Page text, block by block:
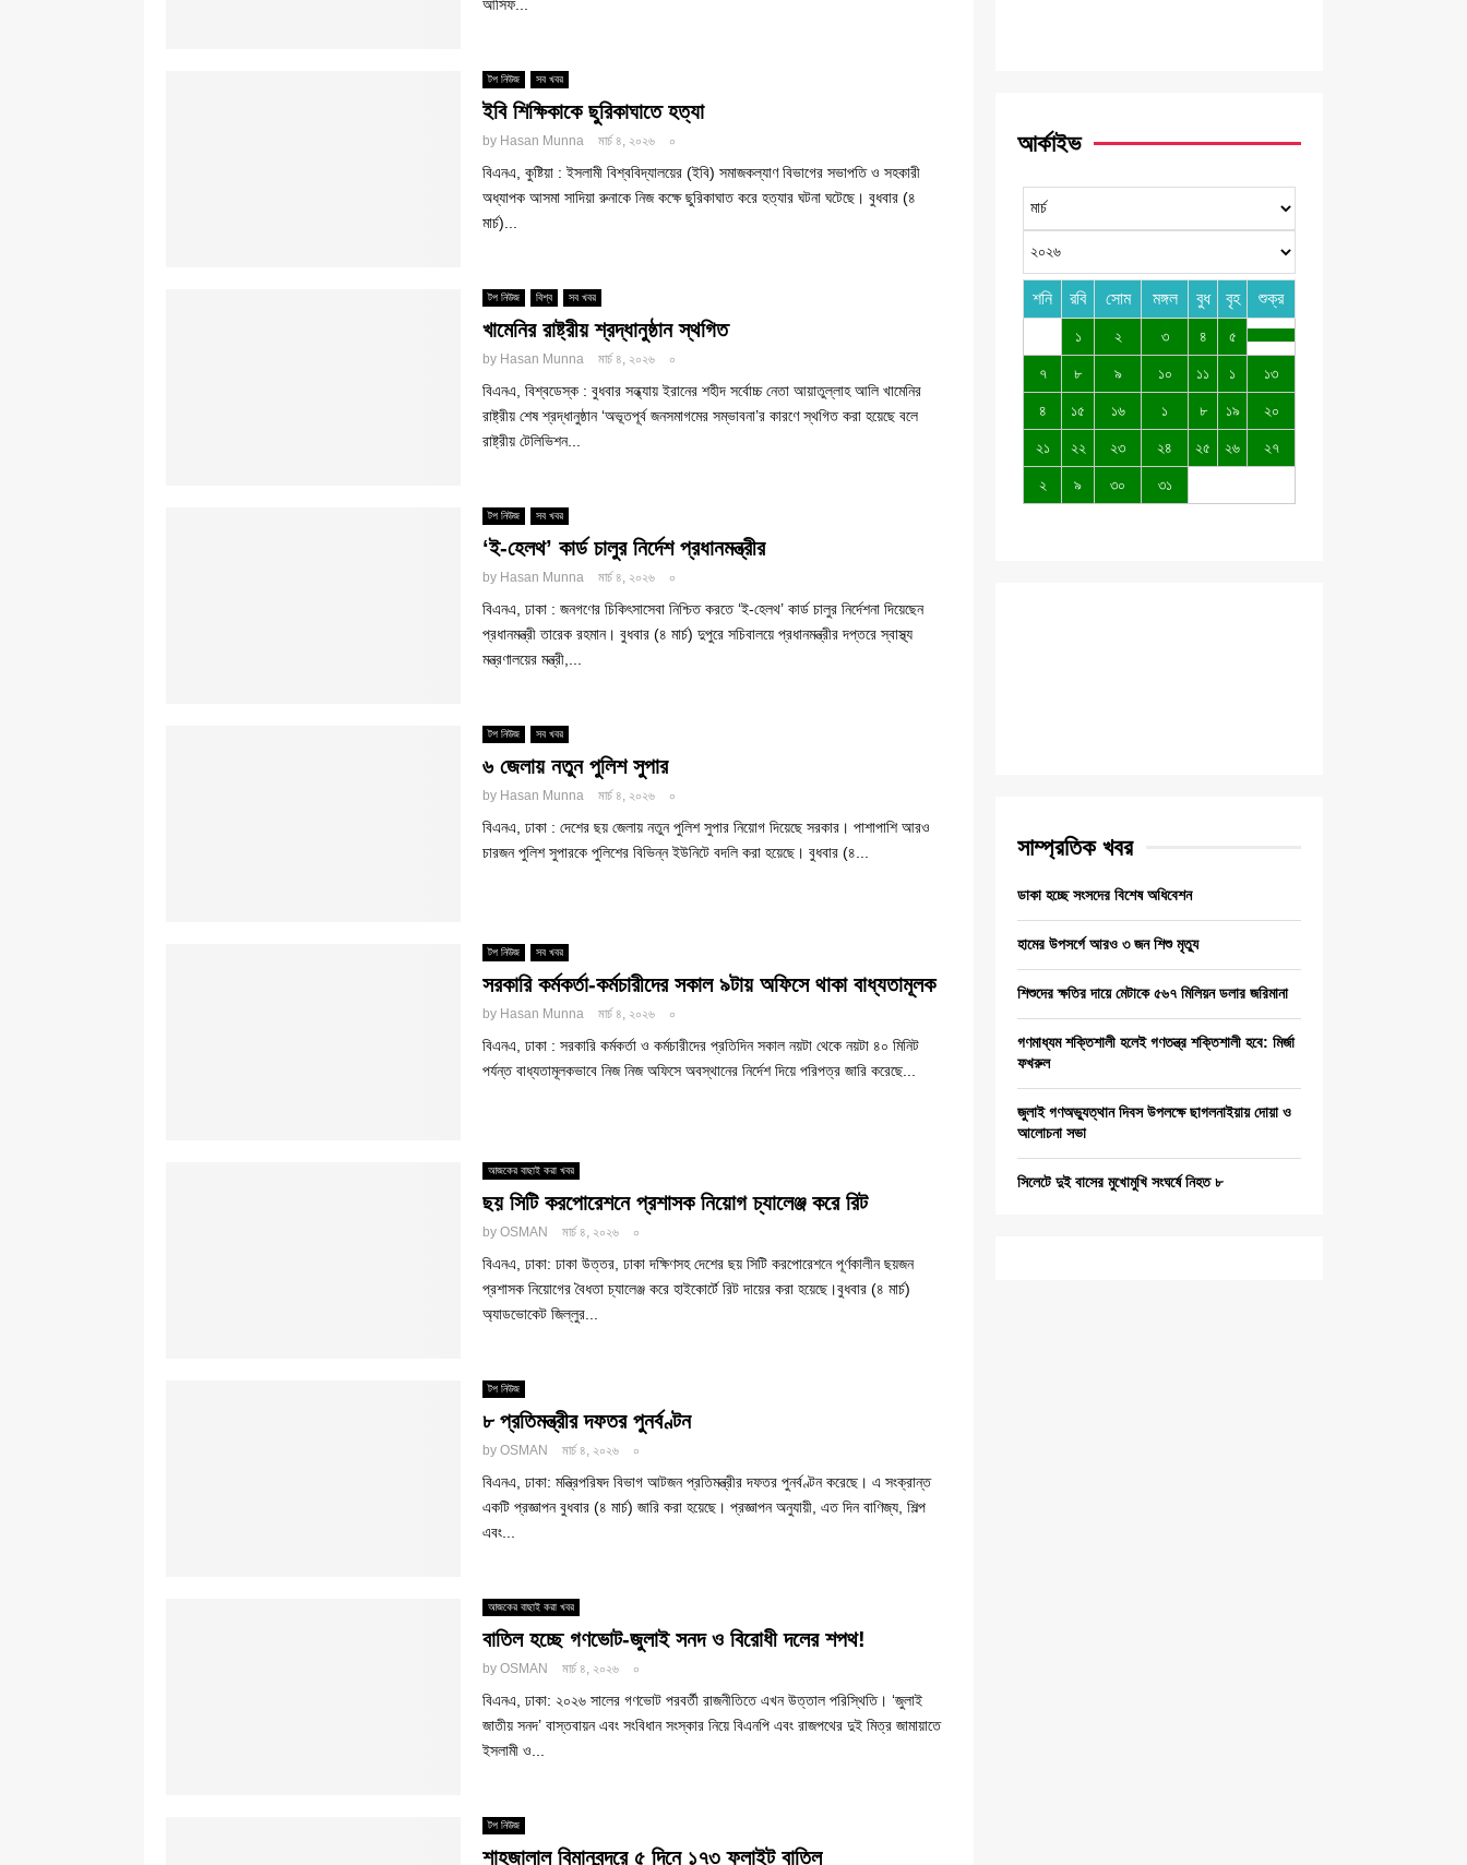
আসিফ...
টপ নিউজ সব খবর
ইবি শিক্ষিকাকে ছুরিকাঘাতে হত্যা
by Hasan Munna মার্চ ৪, ২০২৬ ০
বিএনএ, কুষ্টিয়া : ইসলামী বিশ্ববিদ্যালয়ের (ইবি) সমাজকল্যাণ বিভাগের সভাপতি ও সহকারী
অধ্যাপক আসমা সাদিয়া রুনাকে নিজ কক্ষে ছুরিকাঘাত করে হত্যার ঘটনা ঘটেছে। বুধবার (৪
মার্চ)...
টপ নিউজ বিশ্ব সব খবর
খামেনির রাষ্ট্রীয় শ্রদ্ধানুষ্ঠান স্থগিত
by Hasan Munna মার্চ ৪, ২০২৬ ০
বিএনএ, বিশ্বডেস্ক : বুধবার সন্ধ্যায় ইরানের শহীদ সর্বোচ্চ নেতা আয়াতুল্লাহ আলি খামেনির
রাষ্ট্রীয় শেষ শ্রদ্ধানুষ্ঠান ‘অভূতপূর্ব জনসমাগমের সম্ভাবনা’র কারণে স্থগিত করা হয়েছে বলে
রাষ্ট্রীয় টেলিভিশন...
টপ নিউজ সব খবর
‘ই-হেলথ’ কার্ড চালুর নির্দেশ প্রধানমন্ত্রীর
by Hasan Munna মার্চ ৪, ২০২৬ ০
বিএনএ, ঢাকা : জনগণের চিকিৎসাসেবা নিশ্চিত করতে ‘ই-হেলথ’ কার্ড চালুর নির্দেশনা দিয়েছেন
প্রধানমন্ত্রী তারেক রহমান। বুধবার (৪ মার্চ) দুপুরে সচিবালয়ে প্রধানমন্ত্রীর দপ্তরে স্বাস্থ্য
মন্ত্রণালয়ের মন্ত্রী,...
টপ নিউজ সব খবর
৬ জেলায় নতুন পুলিশ সুপার
by Hasan Munna মার্চ ৪, ২০২৬ ০
বিএনএ, ঢাকা : দেশের ছয় জেলায় নতুন পুলিশ সুপার নিয়োগ দিয়েছে সরকার। পাশাপাশি আরও
চারজন পুলিশ সুপারকে পুলিশের বিভিন্ন ইউনিটে বদলি করা হয়েছে। বুধবার (৪...
টপ নিউজ সব খবর
সরকারি কর্মকর্তা-কর্মচারীদের সকাল ৯টায় অফিসে থাকা বাধ্যতামূলক
by Hasan Munna মার্চ ৪, ২০২৬ ০
বিএনএ, ঢাকা : সরকারি কর্মকর্তা ও কর্মচারীদের প্রতিদিন সকাল নয়টা থেকে নয়টা ৪০ মিনিট
পর্যন্ত বাধ্যতামূলকভাবে নিজ নিজ অফিসে অবস্থানের নির্দেশ দিয়ে পরিপত্র জারি করেছে...
আজকের বাছাই করা খবর
ছয় সিটি করপোরেশনে প্রশাসক নিয়োগ চ্যালেঞ্জ করে রিট
by OSMAN মার্চ ৪, ২০২৬ ০
বিএনএ, ঢাকা: ঢাকা উত্তর, ঢাকা দক্ষিণসহ দেশের ছয় সিটি করপোরেশনে পূর্ণকালীন ছয়জন
প্রশাসক নিয়োগের বৈধতা চ্যালেঞ্জ করে হাইকোর্টে রিট দায়ের করা হয়েছে।বুধবার (৪ মার্চ)
অ্যাডভোকেট জিল্লুর...
টপ নিউজ
৮ প্রতিমন্ত্রীর দফতর পুনর্বণ্টন
by OSMAN মার্চ ৪, ২০২৬ ০
বিএনএ, ঢাকা: মন্ত্রিপরিষদ বিভাগ আটজন প্রতিমন্ত্রীর দফতর পুনর্বণ্টন করেছে। এ সংক্রান্ত
একটি প্রজ্ঞাপন বুধবার (৪ মার্চ) জারি করা হয়েছে। প্রজ্ঞাপন অনুযায়ী, এত দিন বাণিজ্য, শিল্প
এবং...
আজকের বাছাই করা খবর
বাতিল হচ্ছে গণভোট-জুলাই সনদ ও বিরোধী দলের শপথ!
by OSMAN মার্চ ৪, ২০২৬ ০
বিএনএ, ঢাকা: ২০২৬ সালের গণভোট পরবর্তী রাজনীতিতে এখন উত্তাল পরিস্থিতি। ‘জুলাই
জাতীয় সনদ’ বাস্তবায়ন এবং সংবিধান সংস্কার নিয়ে বিএনপি এবং রাজপথের দুই মিত্র জামায়াতে
ইসলামী ও...
টপ নিউজ
শাহজালাল বিমানবন্দরে ৫ দিনে ১৭৩ ফ্লাইট বাতিল
আর্কাইভ
শনি রবি সোম মঙ্গল বুধ বৃহ শুক্র
১ ২ ৩ ৪ ৫
৭ ৮ ৯ ১০ ১১ ১ ১৩
৪ ১৫ ১৬ ১ ৮ ১৯ ২০
২১ ২২ ২৩ ২৪ ২৫ ২৬ ২৭
২ ৯ ৩০ ৩১
সাম্প্রতিক খবর
ডাকা হচ্ছে সংসদের বিশেষ অধিবেশন
হামের উপসর্গে আরও ৩ জন শিশু মৃত্যু
শিশুদের ক্ষতির দায়ে মেটাকে ৫৬৭ মিলিয়ন ডলার জরিমানা
গণমাধ্যম শক্তিশালী হলেই গণতন্ত্র শক্তিশালী হবে: মির্জা
ফখরুল
জুলাই গণঅভ্যুত্থান দিবস উপলক্ষে ছাগলনাইয়ায় দোয়া ও
আলোচনা সভা
সিলেটে দুই বাসের মুখোমুখি সংঘর্ষে নিহত ৮